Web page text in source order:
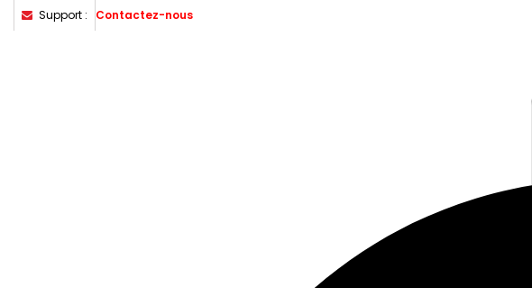
Support : Contactez-nous